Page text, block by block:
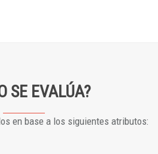
SE EVALÚA?
en base a los siguientes atributos: